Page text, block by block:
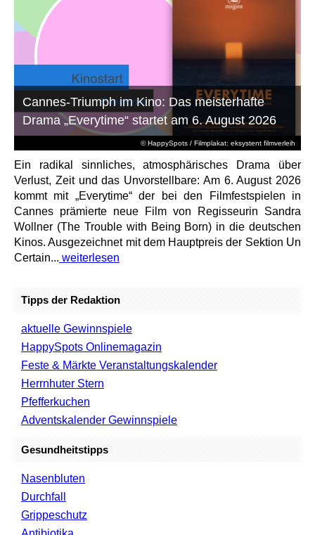
© HappySpots / Filmplakat: eksystent filmverleih
Cannes-Triumph im Kino: Das meisterhafte
Drama „Everytime“ startet am 6. August 2026
Ein radikal sinnliches, atmosphärisches Drama über
Verlust, Zeit und das Unvorstellbare: Am 6. August 2026
kommt mit „Everytime“ der bei den Filmfestspielen in
Cannes prämierte neue Film von Regisseurin Sandra
Wollner (The Trouble with Being Born) in die deutschen
Kinos. Ausgezeichnet mit dem Hauptpreis der Sektion Un
Certain... weiterlesen
Tipps der Redaktion
aktuelle Gewinnspiele
HappySpots Onlinemagazin
Feste & Märkte Veranstaltungskalender
Herrnhuter Stern
Pfefferkuchen
Adventskalender Gewinnspiele
Gesundheitstipps
Nasenbluten
Durchfall
Grippeschutz